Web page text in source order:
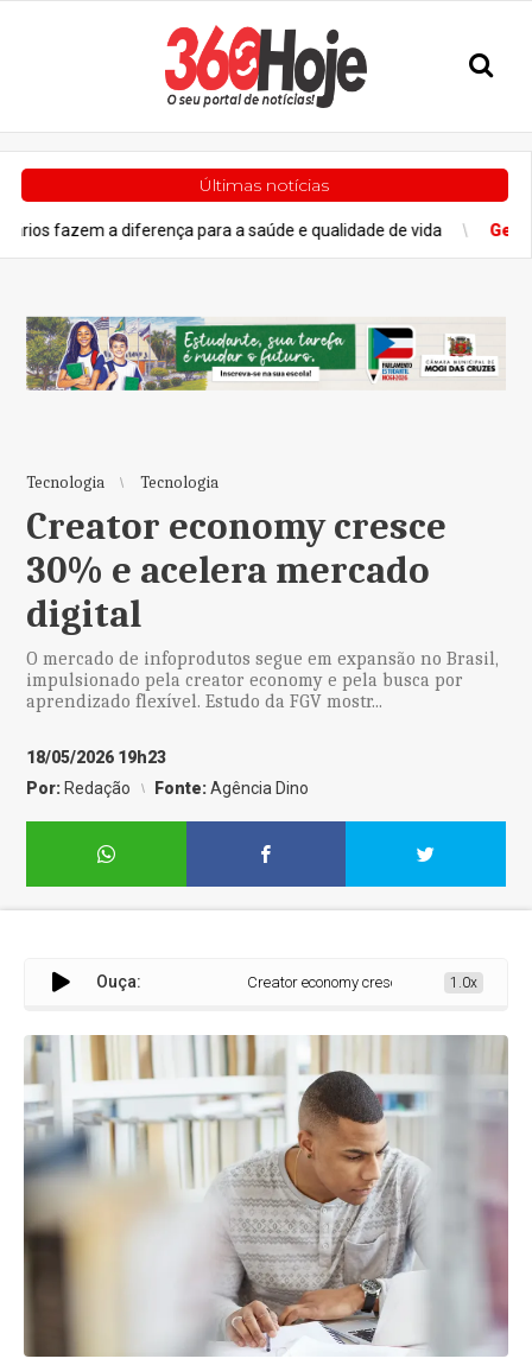
Últimas notícias
a diferença para a saúde e qualidade de vida Geral Veja
Tecnologia Tecnologia
Creator economy cresce
30% e acelera mercado
digital
O mercado de infoprodutos segue em expansão no Brasil,
impulsionado pela creator economy e pela busca por
aprendizado flexível. Estudo da FGV mostr...
18/05/2026 19h23
Por: Redação Fonte:Agência Dino
Ouça: Creator economy cresce 30% e acelera
1.0x